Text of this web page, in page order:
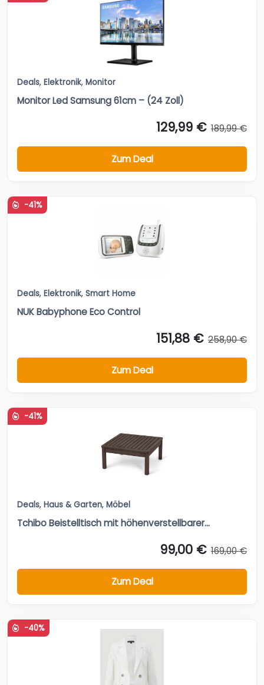
Deals, Elektronik, Monitor
Monitor Led Samsung 61cm – (24 Zoll)
129,99 € 189,99 €
Zum Deal
-41%
Deals, Elektronik, Smart Home
NUK Babyphone Eco Control
151,88 € 258,90 €
Zum Deal
-41%
Deals, Haus & Garten, Möbel
Tchibo Beistelltisch mit höhenverstellbarer...
99,00 € 169,00 €
Zum Deal
-40%